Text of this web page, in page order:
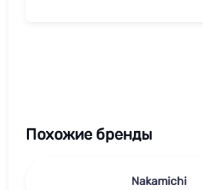
Похожие бренды
Nakamichi